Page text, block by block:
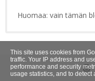
Huomaa: vain tämän
This site uses cookies from
traffic. Your IP address and
performance and security
usage statistics, and to detect